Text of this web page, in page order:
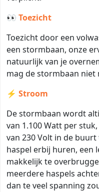
👀 Toezicht
Toezicht door een
een stormbaan, onze
natuurlijk van je
mag de stormbaan
⚡ Stroom
De stormbaan wordt
van 1.100 Watt per
van 230 Volt in de buurt
haspel erbij huren, een
makkelijk te
meerdere haspels
dan te veel spanning